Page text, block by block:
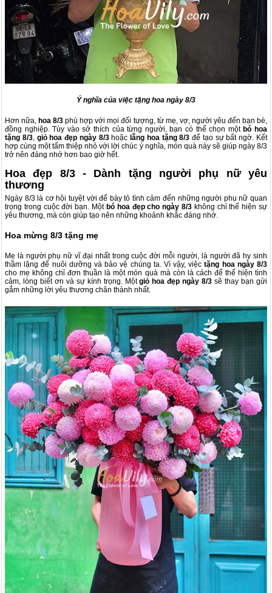
Ý nghĩa của việc tặng hoa ngày 8/3
Hơn nữa,hoa 8/3 phù hợp với mọi đối tượng, từ mẹ, vợ, người yêu đến bạn bè,
đồng nghiệp. Tùy vào sở thích của từng người, bạn có thể chọn mộtbó hoa
tặng 8/3, giỏ hoa đẹp ngày 8/3hoặclẵng hoa tặng 8/3 để tạo sự bất ngờ. Kết
hợp cùng một tấm thiệp nhỏ với lời chúc ý nghĩa, món quà này sẽ giúp ngày 8/3
trở nên đáng nhớ hơn bao giờ hết.
Hoa đẹp 8/3 - Dành tặng người phụ nữ yêu
thương
Ngày 8/3 là cơ hội tuyệt vời để bày tỏ tình cảm đến những người phụ nữ quan
trọng trong cuộc đời bạn. Một bó hoa đẹp cho ngày 8/3không chỉ thể hiện sự
yêu thương, mà còn giúp tạo nên những khoảnh khắc đáng nhớ.
Hoa mừng 8/3 tặng mẹ
Mẹ là người phụ nữ vĩ đại nhất trong cuộc đời mỗi người, là người đã hy sinh
thầm lặng để nuôi dưỡng và bảo vệ chúng ta. Vì vậy, việctặng hoa ngày 8/3
cho mẹ không chỉ đơn thuần là một món quà mà còn là cách để thể hiện tình
cảm, lòng biết ơn và sự kính trọng. Mộtgiỏ hoa đẹp ngày 8/3 sẽ thay bạn gửi
gắm những lời yêu thương chân thành nhất.